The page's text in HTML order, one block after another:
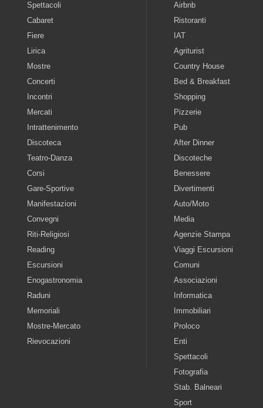
Spettacoli
Cabaret
Fiere
Lirica
Mostre
Concerti
Incontri
Mercati
Intrattenimento
Discoteca
Teatro-Danza
Corsi
Gare-Sportive
Manifestazioni
Convegni
Riti-Religiosi
Reading
Escursioni
Enogastronomia
Raduni
Memoriali
Mostre-Mercato
Rievocazioni
Airbnb
Ristoranti
IAT
Agriturist
Country House
Bed & Breakfast
Shopping
Pizzerie
Pub
After Dinner
Discoteche
Benessere
Divertimenti
Auto/Moto
Media
Agenzie Stampa
Viaggi Escursioni
Comuni
Associazioni
Informatica
Immobiliari
Proloco
Enti
Spettacoli
Fotografia
Stab. Balneari
Sport